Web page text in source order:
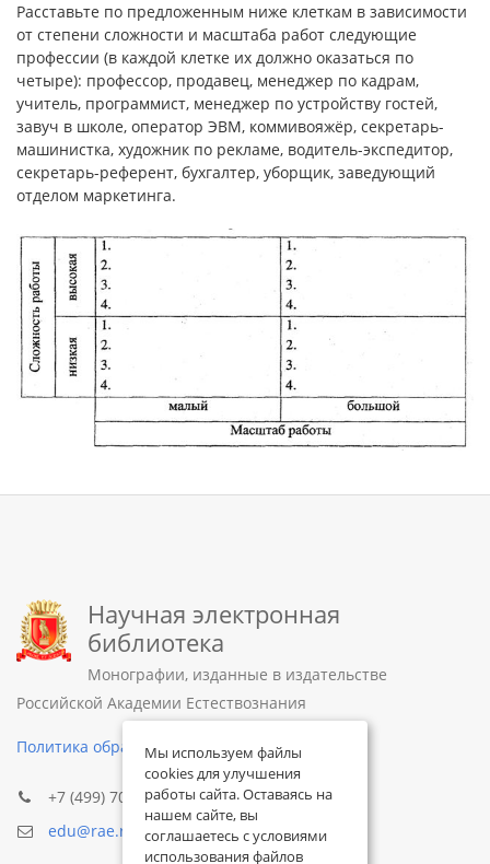
Расставьте по предложенным ниже клеткам в зависимости
от сте­пени сложности и масштаба работ следующие
профессии (в каждой клетке их должно оказаться по
четыре): профессор, продавец, менеджер по кадрам,
учитель, программист, менеджер по устройству гостей,
завуч в школе, оператор ЭВМ, коммивояжёр, секретарь-
машинистка, художник по рекламе, водитель-экспедитор,
секретарь-референт, бухгалтер, уборщик, заведующий
отделом маркетинга.
Научная электронная
библиотека
Монографии, изданные в издательстве
Российской Академии Естествознания
Политика обработки персональных данных
+7 (499) 705-72-30
edu@rae.ru
Мы используем файлы
cookies для улучшения
работы сайта. Оставаясь на
нашем сайте, вы
соглашаетесь с условиями
использования файлов